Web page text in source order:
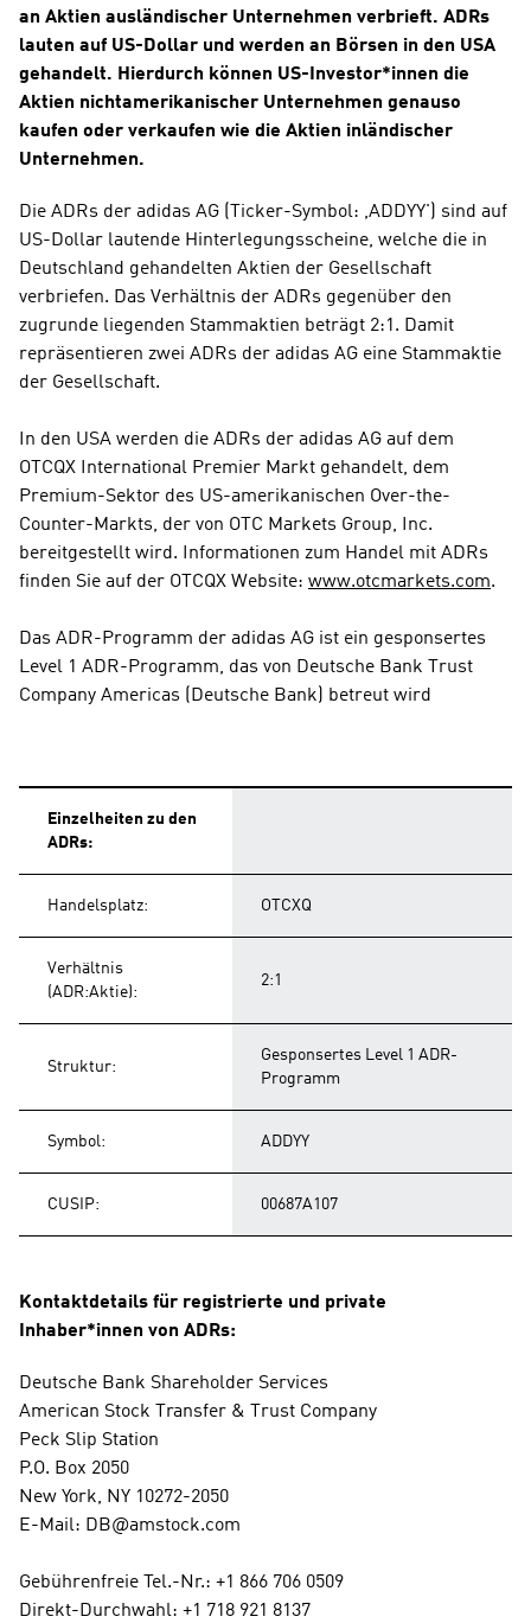
an Aktien ausländischer Unternehmen verbrieft. ADRs
lauten auf US-Dollar und werden an Börsen in den USA
gehandelt. Hierdurch können US-Investor*innen die
Aktien nichtamerikanischer Unternehmen genauso
kaufen oder verkaufen wie die Aktien inländischer
Unternehmen.
Die ADRs der adidas AG (Ticker-Symbol: ,ADDYY') sind auf
US-Dollar lautende Hinterlegungsscheine, welche die in
Deutschland gehandelten Aktien der Gesellschaft
verbriefen. Das Verhältnis der ADRs gegenüber den
zugrunde liegenden Stammaktien beträgt 2:1. Damit
repräsentieren zwei ADRs der adidas AG eine Stammaktie
der Gesellschaft.
In den USA werden die ADRs der adidas AG auf dem
OTCQX International Premier Markt gehandelt, dem
Premium-Sektor des US-amerikanischen Over-the-
Counter-Markts, der von OTC Markets Group, Inc.
bereitgestellt wird. Informationen zum Handel mit ADRs
finden Sie auf der OTCQX Website: www.otcmarkets.com.
Das ADR-Programm der adidas AG ist ein gesponsertes
Level 1 ADR-Programm, das von Deutsche Bank Trust
Company Americas (Deutsche Bank) betreut wird
Einzelheiten zu den
ADRs:
Handelsplatz: OTCXQ
Verhältnis
(ADR:Aktie):
2:1
Struktur:
Gesponsertes Level 1 ADR-
Programm
Symbol: ADDYY
CUSIP: 00687A107
Kontaktdetails für registrierte und private
Inhaber*innen von ADRs:
Deutsche Bank Shareholder Services
American Stock Transfer & Trust Company
Peck Slip Station
P.O. Box 2050
New York, NY 10272-2050
E-Mail: DB@amstock.com
Gebührenfreie Tel.-Nr.: +1 866 706 0509
Direkt-Durchwahl: +1 718 921 8137